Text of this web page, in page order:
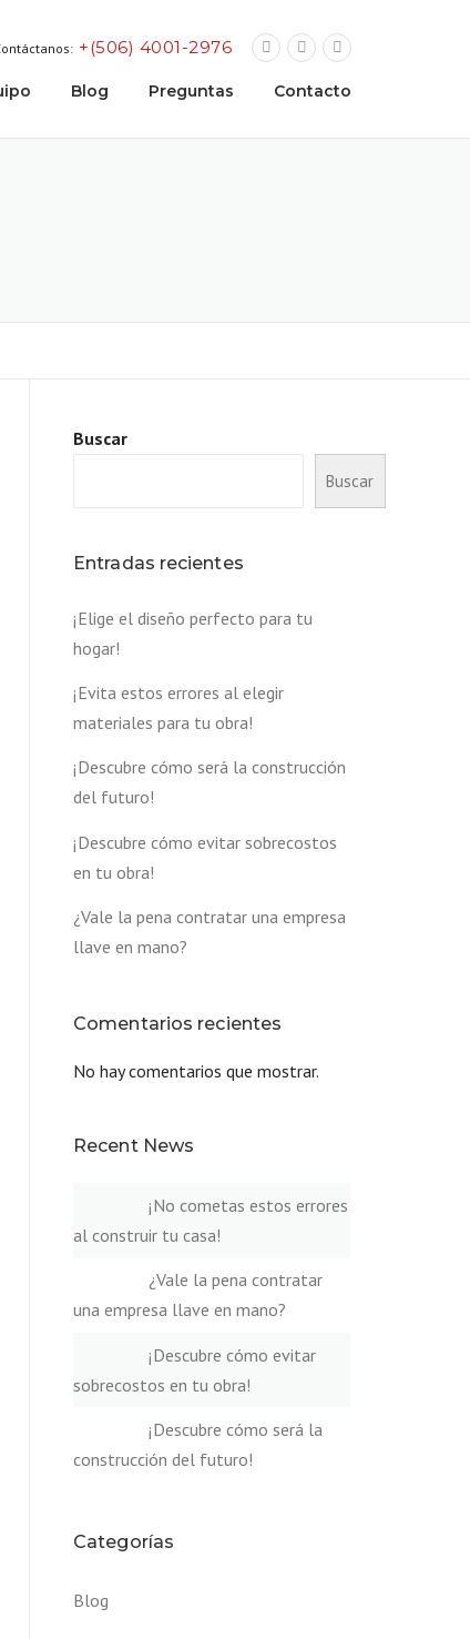
+(506) 4001-2976
Blog Preguntas Contacto
Buscar
Buscar
Entradas recientes
¡Elige el diseño perfecto para tu
hogar!
¡Evita estos errores al elegir
materiales para tu obra!
¡Descubre cómo será la construcción
del futuro!
¡Descubre cómo evitar sobrecostos
en tu obra!
¿Vale la pena contratar una empresa
llave en mano?
Comentarios recientes
No hay comentarios que mostrar.
Recent News
¡No cometas estos errores
al construir tu casa!
¿Vale la pena contratar
una empresa llave en mano?
¡Descubre cómo evitar
sobrecostos en tu obra!
¡Descubre cómo será la
construcción del futuro!
Categorías
Blog